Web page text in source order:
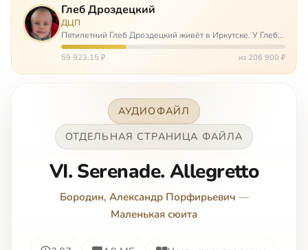
Глеб Дроздецкий
ДЦП
Пятилетний Глеб Дроздецкий живёт в Иркутске. У Глеба
ДЦП из-за перенесённого в младенчестве менингита,
но его положение осложняется эпилепсией, с которой
59 923,15 ₽ из 206 900 ₽
АУДИОФАЙЛ
ОТДЕЛЬНАЯ СТРАНИЦА ФАЙЛА
VI. Serenade. Allegretto
Бородин, Александр Порфирьевич —
Маленькая сюита